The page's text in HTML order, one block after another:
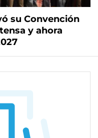
su Convención
y ahora